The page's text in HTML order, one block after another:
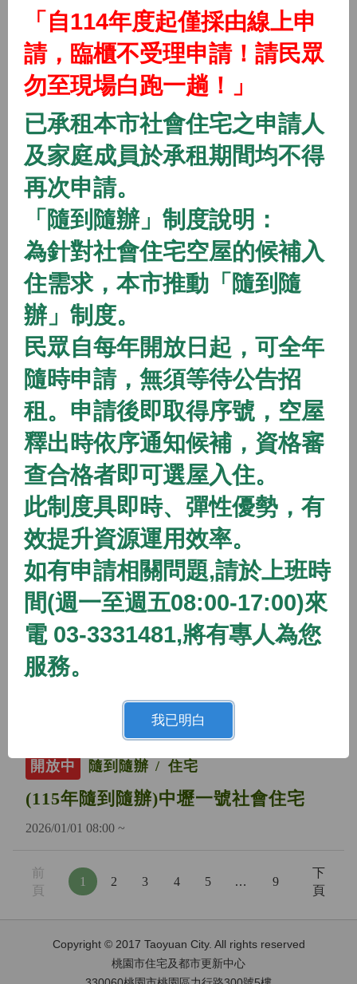
(115年隨到隨辦)中路三號社會住宅
2026/01/01 08:00 ~
(115年隨到隨辦)中路四號社會住宅
2026/01/01 08:00 ~
開放中 隨到隨辦 住宅
(115年隨到隨辦)八德一號社會住宅
2026/01/01 08:00 ~
開放中 隨到隨辦
(115年隨到隨辦)八德二號社會住宅
2026/01/01 08:00 ~
開放中 隨到隨辦 住宅
(115年隨到隨辦)八德三號社會住宅
2026/01/01 08:00 ~
開放中 隨到隨辦 住宅
(115年隨到隨辦)蘆竹一號社會住宅
2026/01/01 08:00 ~
開放中
開放中 隨到隨辦 住宅
(115年隨到隨辦)中壢一號社會住宅
2026/01/01 08:00 ~
前
頁
1 2 3 4 5 … 9
下
頁
Copyright © 2017 Taoyuan City. All rights reserved
桃園市住宅及都市更新中心
「自114年度起僅採由線上申
請，臨櫃不受理申請！請民眾
勿至現場白跑一趟！」
已承租本市社會住宅之申請人
及家庭成員於承租期間均不得
再次申請。
「隨到隨辦」制度說明：
為針對社會住宅空屋的候補入
住需求，本市推動「隨到隨
辦」制度。
民眾自每年開放日起，可全年
隨時申請，無須等待公告招
租。申請後即取得序號，空屋
釋出時依序通知候補，資格審
查合格者即可選屋入住。
此制度具即時、彈性優勢，有
效提升資源運用效率。
如有申請相關問題,請於上班時
間(週一至週五08:00-17:00)來
電 03-3331481,將有專人為您
服務。
我已明白